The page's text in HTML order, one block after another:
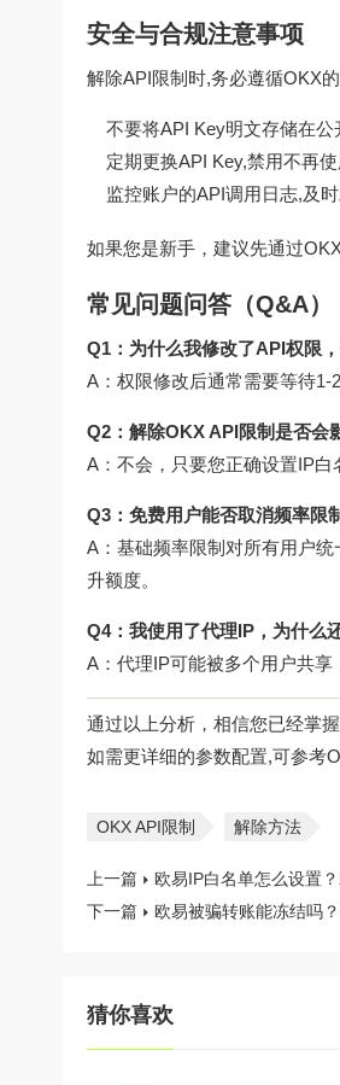
安全与合规注意事项
解除API限制时,务必遵循OKX的
不要将API Key明文存储在公
定期更换API Key,禁用不再使
监控账户的API调用日志,及时
如果您是新手，建议先通过
常见问题问答（Q&A）
Q1：为什么我修改了API权限
A：权限修改后通常需要等待
Q2：解除OKX API限制是否会
A：不会，只要您正确设置IP
Q3：免费用户能否取消频率限
A：基础频率限制对所有用户
升额度。
Q4：我使用了代理IP，为什么
A：代理IP可能被多个用户共
通过以上分析，相信您已经掌
如需更详细的参数配置,可参考
OKX API限制 解除方法
上一篇
欧易IP白名单怎么设置
下一篇
欧易被骗转账能冻结吗
猜你喜欢